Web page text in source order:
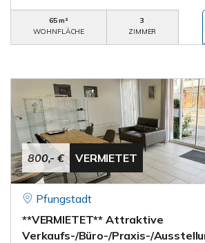
65 m²
WOHNFLÄCHE
3
ZIMMER
800,- € VERMIETET
Pfungstadt
**VERMIETET** Attraktive
Verkaufs-/Büro-/Praxis-/